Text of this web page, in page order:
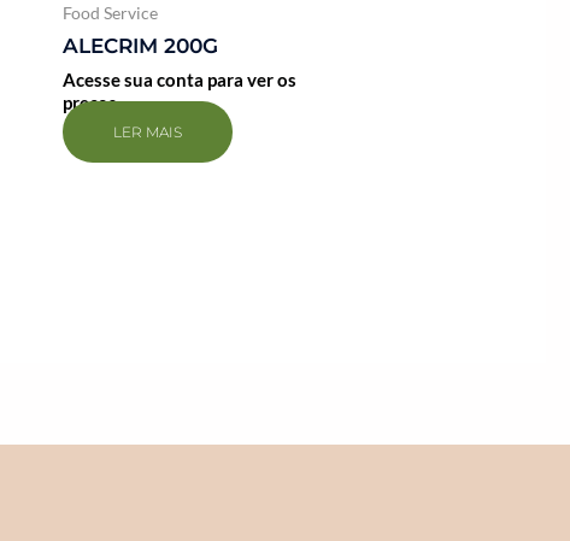
Food Service
ALECRIM 200G
Acesse sua conta para ver os
preços
LER MAIS